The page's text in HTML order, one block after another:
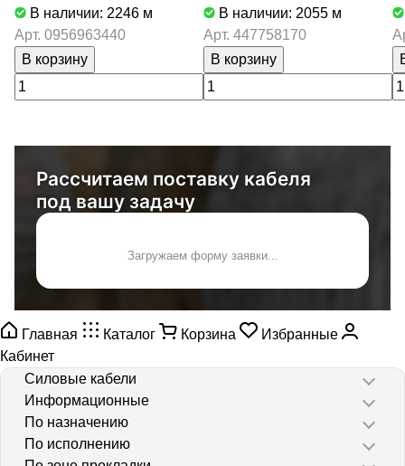
В наличии: 2246 м
Арт. 0956963440
В корзину
В наличии: 2055 м
Арт. 447758170
В корзину
Рассчитаем поставку кабеля
под вашу задачу
Загружаем форму заявки...
Главная Каталог Корзина
Избранные
Кабинет
Силовые кабели
Информационные
По назначению
По исполнению